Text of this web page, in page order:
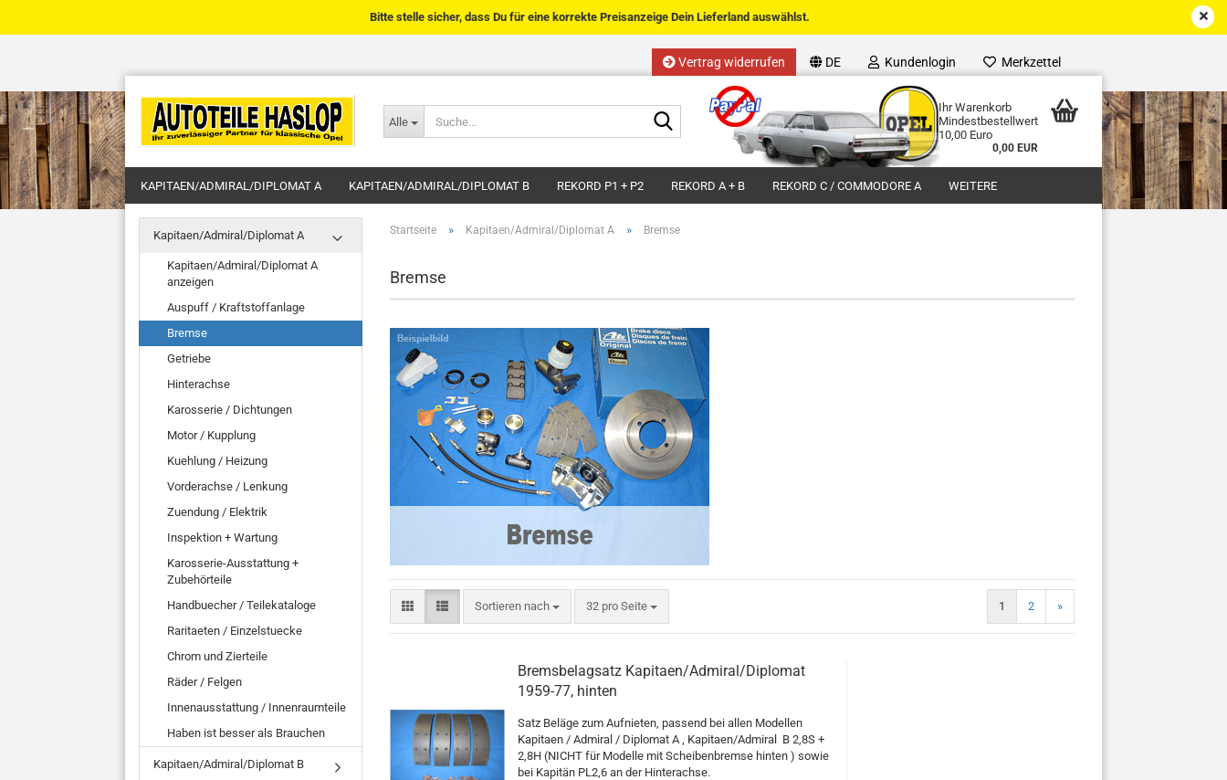
Vertrag widerrufen DE
Sprache auswählen
Lieferland
Kundenlogin
Passwort
Passwort vergessen?
Merkzettel
Alle
Suche...
Ihr Warenkorb
Mindestbestellwert
10,00 Euro
0,00 EUR
Bitte stelle sicher, dass Du für eine korrekte Preisanzeige Dein Lieferland auswählst.
KAPITAEN/ADMIRAL/DIPLOMAT A KAPITAEN/ADMIRAL/DIPLOMAT B REKORD P1 + P2 REKORD A + B REKORD C / COMMODORE A WEITERE
Startseite » Kapitaen/Admiral/Diplomat A » Bremse
Bremse
Sortieren nach
Sortieren nach 32 pro Seite
pro Seite 1 2 »
Bremsbelagsatz Kapitaen/Admiral/Diplomat
1959-77, hinten
Satz Beläge zum Aufnieten, passend bei allen Modellen
Kapitaen / Admiral / Diplomat A , Kapitaen/Admiral B 2,8S +
2,8H (NICHT für Modelle mit Scheibenbremse hinten ) sowie
bei Kapitän PL2,6 an der Hinterachse.
Kapitaen/Admiral/Diplomat A
Kapitaen/Admiral/Diplomat A
anzeigen
Auspuff / Kraftstoffanlage
Bremse
Getriebe
Hinterachse
Karosserie / Dichtungen
Motor / Kupplung
Kuehlung / Heizung
Vorderachse / Lenkung
Zuendung / Elektrik
Inspektion + Wartung
Karosserie-Ausstattung +
Zubehörteile
Handbuecher / Teilekataloge
Raritaeten / Einzelstuecke
Chrom und Zierteile
Räder / Felgen
Innenausstattung / Innenraumteile
Haben ist besser als Brauchen
Kapitaen/Admiral/Diplomat B